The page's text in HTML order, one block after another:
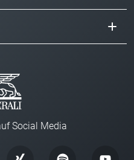
Social Media